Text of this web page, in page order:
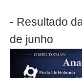
- Resultado
de junho